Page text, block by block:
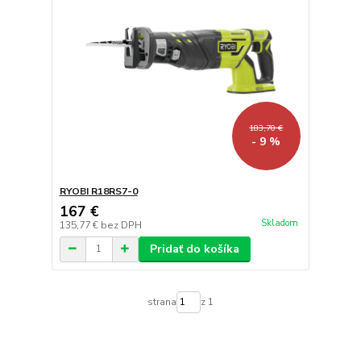
183,70 €
- 9 %
RYOBI R18RS7-0
167 €
135,77 € bez DPH Skladom
Pridať do košíka
strana z 1